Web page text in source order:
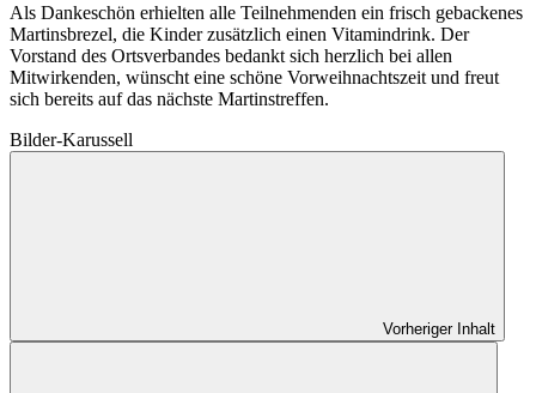
Als Dankeschön erhielten alle Teilnehmenden ein frisch gebackenes
Martinsbrezel, die Kinder zusätzlich einen Vitamindrink. Der
Vorstand des Ortsverbandes bedankt sich herzlich bei allen
Mitwirkenden, wünscht eine schöne Vorweihnachtszeit und freut
sich bereits auf das nächste Martinstreffen.
Bilder-Karussell
Vorheriger Inhalt